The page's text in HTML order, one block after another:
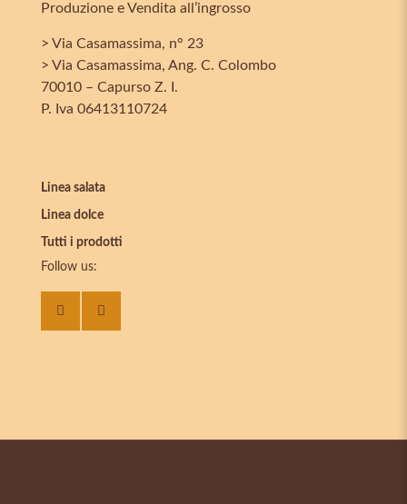
Produzione e Vendita all’ingrosso
> Via Casamassima, n° 23
> Via Casamassima, Ang. C. Colombo
70010 – Capurso Z. I.
P. Iva 06413110724
Linea salata
Linea dolce
Tutti i prodotti
Follow us: